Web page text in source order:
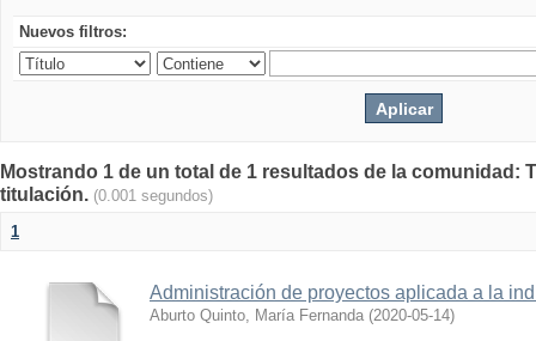
Nuevos filtros:
Mostrando 1 de un total de 1 resultados de la comunidad:
titulación. (0.001 segundos)
1
Administración de proyectos aplicada a la
Aburto Quinto, María Fernanda (2020-05-14)